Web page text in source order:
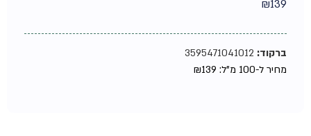
₪139
ברקוד:3595471041012
מחיר ל-100 מ"ל:
₪139